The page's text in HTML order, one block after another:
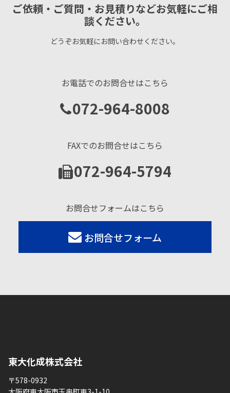
ご依頼・ご質問・お見積りなどお気軽にご相
談ください。
どうぞお気軽にお問い合わせください。
お電話でのお問合せはこちら
072-964-8008
FAXでのお問合せはこちら
072-964-5794
お問合せフォームはこちら
お問合せフォーム
東大化成株式会社
〒578-0932